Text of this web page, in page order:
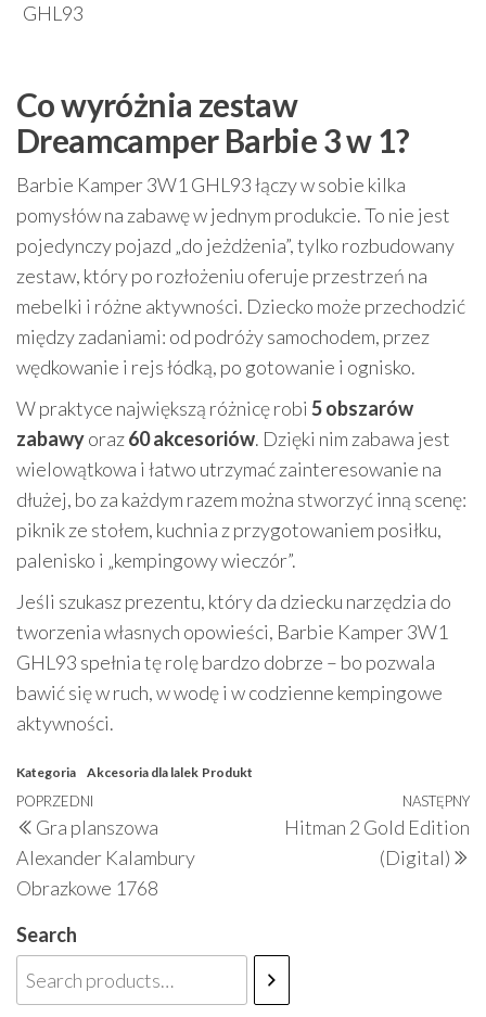
GHL93
Co wyróżnia zestaw
Dreamcamper Barbie 3 w 1?
Barbie Kamper 3W1 GHL93 łączy w sobie kilka
pomysłów na zabawę w jednym produkcie. To nie jest
pojedynczy pojazd „do jeżdżenia”, tylko rozbudowany
zestaw, który po rozłożeniu oferuje przestrzeń na
mebelki i różne aktywności. Dziecko może przechodzić
między zadaniami: od podróży samochodem, przez
wędkowanie i rejs łódką, po gotowanie i ognisko.
W praktyce największą różnicę robi 5 obszarów
zabawyoraz60 akcesoriów. Dzięki nim zabawa jest
wielowątkowa i łatwo utrzymać zainteresowanie na
dłużej, bo za każdym razem można stworzyć inną scenę:
piknik ze stołem, kuchnia z przygotowaniem posiłku,
palenisko i „kempingowy wieczór”.
Jeśli szukasz prezentu, który da dziecku narzędzia do
tworzenia własnych opowieści, Barbie Kamper 3W1
GHL93 spełnia tę rolę bardzo dobrze – bo pozwala
bawić się w ruch, w wodę i w codzienne kempingowe
aktywności.
Kategoria Akcesoria dla lalek Produkt
Nawigacja
wpisu
Poprzedni
wpis
POPRZEDNI
Gra planszowa
Alexander Kalambury
Obrazkowe 1768
NASTĘPNY
Hitman 2 Gold Edition
(Digital)
Search